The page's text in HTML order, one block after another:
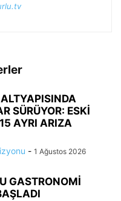
SÜRÜYOR: ESKİ
AYRI ARIZA
- 1 Ağustos 2026
GASTRONOMİ